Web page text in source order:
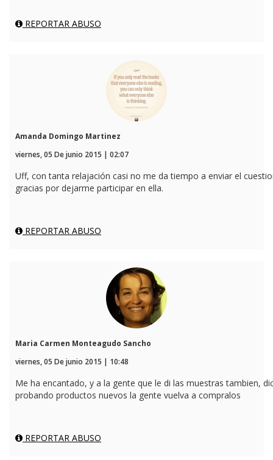
REPORTAR ABUSO
Amanda Domingo Martinez
viernes, 05 De junio 2015 | 02:07
Uff, con tanta relajación casi no me da tiempo a enviar el
gracias por dejarme participar en ella.
REPORTAR ABUSO
Maria Carmen Monteagudo Sancho
viernes, 05 De junio 2015 | 10:48
Me ha encantado, y a la gente que le di las muestras tambien,
probando productos nuevos la gente vuelva a compralos
REPORTAR ABUSO